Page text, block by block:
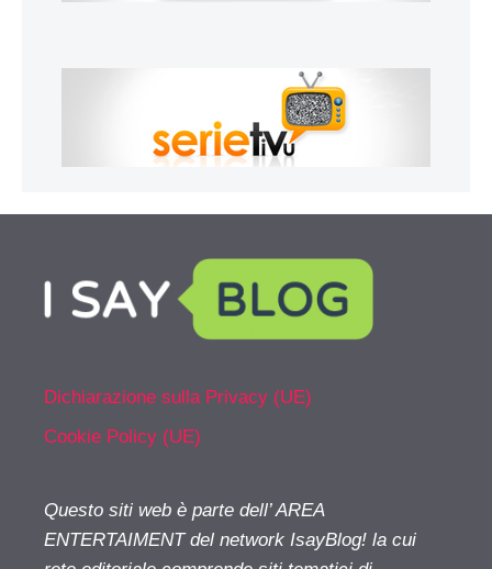
Dichiarazione sulla Privacy (UE)
Cookie Policy (UE)
Questo siti web è parte dell’ AREA
ENTERTAIMENT del network IsayBlog! la cui